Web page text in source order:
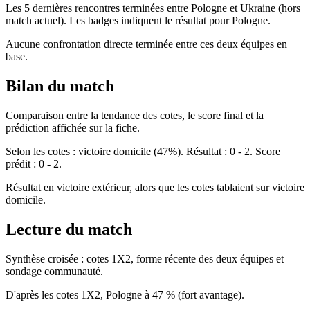
Les 5 dernières rencontres terminées entre Pologne et Ukraine (hors
match actuel). Les badges indiquent le résultat pour Pologne.
Aucune confrontation directe terminée entre ces deux équipes en
base.
Bilan du match
Comparaison entre la tendance des cotes, le score final et la
prédiction affichée sur la fiche.
Selon les cotes : victoire domicile (47%). Résultat : 0 - 2. Score
prédit : 0 - 2.
Résultat en victoire extérieur, alors que les cotes tablaient sur victoire
domicile.
Lecture du match
Synthèse croisée : cotes 1X2, forme récente des deux équipes et
sondage communauté.
D'après les cotes 1X2, Pologne à 47 % (fort avantage).